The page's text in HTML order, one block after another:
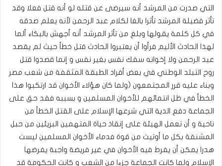
التي صدرت من المرشد أنه سيرضى عن قتله لو أنه قتل فعلا وقد
تأثر فضيلة المرشد تأثرا بالغا لكلام عبد الرحمن لأنه يعلم صدقه
في كل كلمة يقولها وبلغ من تأثر المرشد أنه أجهش بالبكاء ألما
لهذا الحادث الأليم فرأوا أن يعتبروا الحادث قتل خطأ حيث لم يقصد
عبد الرحمن ولا إخوانه سفك نفس بغير نفس و إنما قصدوا قتل
روح التبلد الوطني في بعض أفراد الطبقة المثقفة من شعب مصر
وبناء عليه قرر المجتمعون (ولما كان هؤلاء الأخوان قد ارتكبوا هذا
الخطأ في ظل انتمائهم للأخوان المسلمين و بسببه فقد حق على
الجماعة دفع الدية التي شرعها الإسلام على القتل الخطأ من
ناحية و أن تعمل الهيئة على إنقاذ حياة المتهمين البريئين من حبل
المشنقة بكل ما أوتيت من قوة فدماء الأخوان المسلمين ليست
هدرا يمكن أن يفرط فيه الأخوان في غير فريضة واجبة يفرضها
الإسلام ولما كانت الجماعة جزءا من الشعب و كانت الحكومة قد